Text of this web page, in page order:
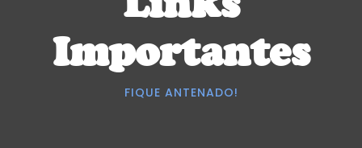
Importantes
FIQUE ANTENADO!